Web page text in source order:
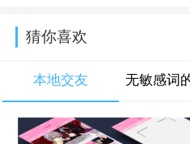
猜你喜欢
本地交友 无敏感词
软件